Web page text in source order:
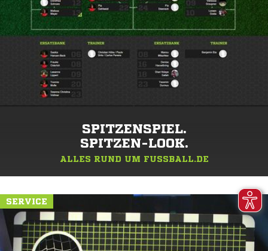
SPITZENSPIEL.
SPITZEN-LOOK.
ALLES RUND UM FUSSBALL.DE
SERVICE